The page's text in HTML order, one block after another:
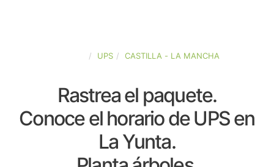
UPS CASTILLA - LA MANCHA
Rastrea el paquete.
Conoce el horario de UPS en
La Yunta.